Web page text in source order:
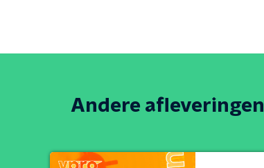
Andere afleveringen